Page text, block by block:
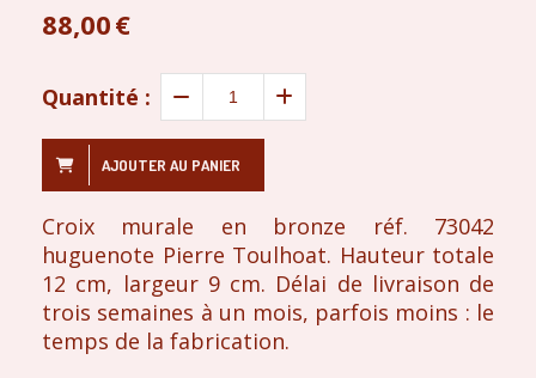
88,00€
Quantité :
AJOUTER AU PANIER
Croix murale en bronze réf. 73042
huguenote Pierre Toulhoat. Hauteur totale
12 cm, largeur 9 cm. Délai de livraison de
trois semaines à un mois, parfois moins : le
temps de la fabrication.